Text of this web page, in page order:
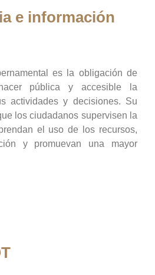
e información
es la obligación de
pública y accesible la
actividades y decisiones. Su
los ciudadanos supervisen la
el uso de los recursos,
y promuevan una mayor